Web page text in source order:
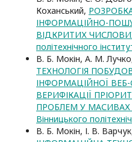
Коханський,
ІНФОРМАЦІЙНО-
ВІДКРИТИХ
політехнічного
В. Б. Мокін, А. М.
ТЕХНОЛОГІЯ
ІНФОРМАЦІЙНОЇ
ВЕРИФІКАЦІЇ
ПРОБЛЕМ У МАСИВАХ
Вінницького
В. Б. Мокін, І. В.